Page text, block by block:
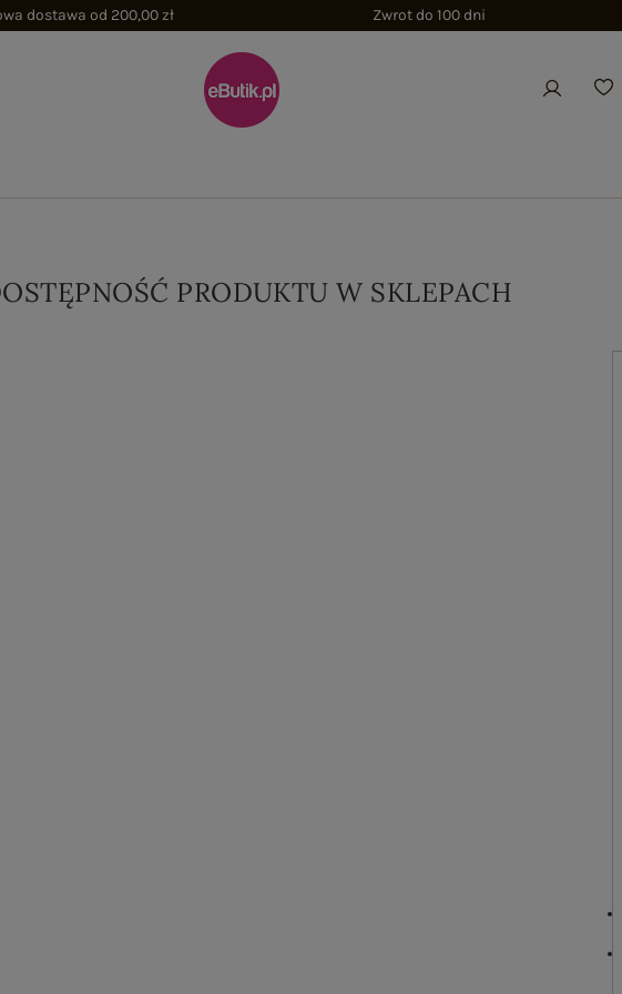
dostawa od 200,00 zł Zwrot do 100 dni
PRODUKTU W SKLEPACH